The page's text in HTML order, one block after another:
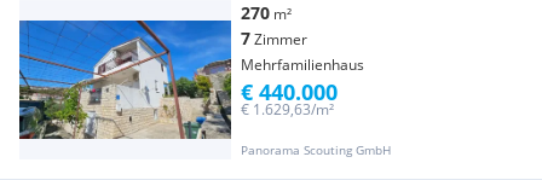
270 m²
7Zimmer
Mehrfamilienhaus
Panorama Scouting GmbH
€ 1.629,63/m²
€ 440.000